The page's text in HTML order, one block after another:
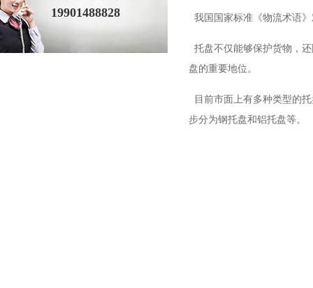
我国国家标准《物流术语
托盘不仅能够保护货物，
盘的重要地位。
目前市面上有多种类型的托盘
步分为钢托盘和铝托盘等。
19901488828